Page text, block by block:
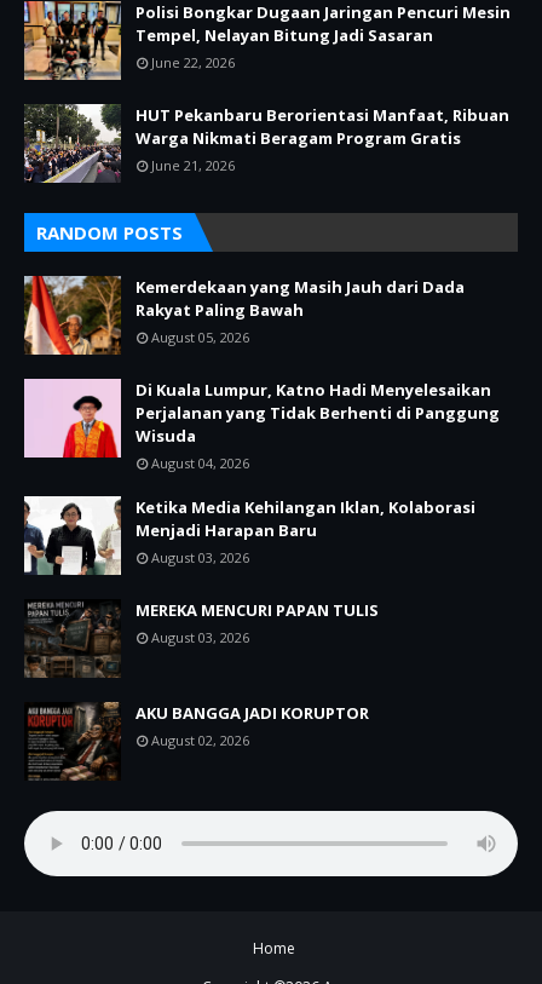
Polisi Bongkar Dugaan Jaringan Pencuri Mesin
Tempel, Nelayan Bitung Jadi Sasaran
June 22, 2026
HUT Pekanbaru Berorientasi Manfaat, Ribuan
Warga Nikmati Beragam Program Gratis
June 21, 2026
RANDOM POSTS
Kemerdekaan yang Masih Jauh dari Dada
Rakyat Paling Bawah
August 05, 2026
Di Kuala Lumpur, Katno Hadi Menyelesaikan
Perjalanan yang Tidak Berhenti di Panggung
Wisuda
August 04, 2026
Ketika Media Kehilangan Iklan, Kolaborasi
Menjadi Harapan Baru
August 03, 2026
MEREKA MENCURI PAPAN TULIS
August 03, 2026
AKU BANGGA JADI KORUPTOR
August 02, 2026
Home